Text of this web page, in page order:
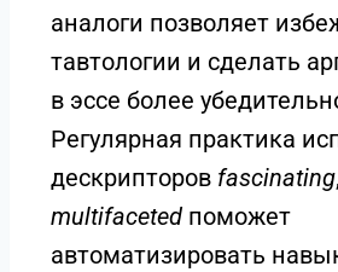
аналоги позволяет
тавтологии и сделать
в эссе более
Регулярная практика
дескрипторов fascinating,
multifaceted поможет
автоматизировать